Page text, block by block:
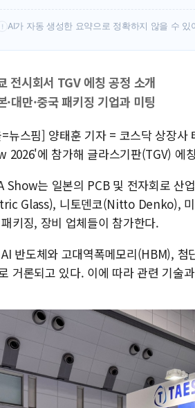
! AI가 자동 생성한 요약으로 정확하지 않을 수 있
전시회서 TGV 에칭 공정 소개
·대만·중국 패키징 기업과 미팅
뉴스핌] 양태훈 기자 = 코스닥 상장
2026'에 참가해 글라스기판(TGV) 에
Show는 일본의 PCB 및 전자회로 산
Glass), 니토덴코(Nitto Denko),
키징, 장비 업체들이 참가한다.
반도체와 고대역폭메모리(HBM), 첨
거론되고 있다. 이에 따라 관련 기술